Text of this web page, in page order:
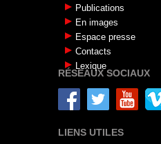
Publications
En images
Espace presse
Contacts
Lexique
RÉSEAUX SOCIAUX
LIENS UTILES